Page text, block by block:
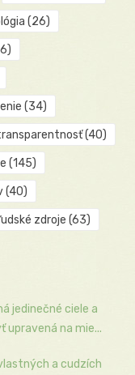
(26)
(34)
(40)
(145)
(40)
zdroje (63)
jedinečné ciele a
upravená na mie...
a cudzích